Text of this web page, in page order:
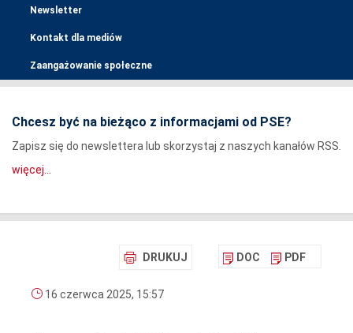
Newsletter
Kontakt dla mediów
Zaangażowanie społeczne
Chcesz być na bieżąco z informacjami od PSE?
Zapisz się do newslettera lub skorzystaj z naszych kanałów RSS.
więcej...
DRUKUJ DOC PDF
16 czerwca 2025, 15:57